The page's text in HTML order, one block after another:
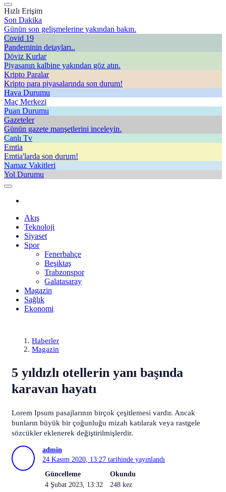
Hızlı Erişim
Son Dakika
Günün son gelişmelerine yakından bakın.
Covid 19
Pandeminin detayları..
Döviz Kurlar
Piyasanın kalbine yakından göz atın.
Kripto Paralar
Kripto para piyasalarında son durum!
Hava Durumu
Maç Merkezi
Puan Durumu
Gazeteler
Günün gazete manşetlerini inceleyin.
Canlı Tv
Emtia
Emtia'larda son durum!
Namaz Vakitleri
Yol Durumu
Akış
Teknoloji
Siyaset
Spor
Fenerbahçe
Beşiktaş
Trabzonspor
Galatasaray
Magazin
Sağlık
Ekonomi
Haberler
Magazin
5 yıldızlı otellerin yanı başında
karavan hayatı
Lorem Ipsum pasajlarının birçok çeşitlemesi vardır. Ancak
bunların büyük bir çoğunluğu mizah katılarak veya rastgele
sözcükler eklenerek değiştirilmişlerdir.
admin
24 Kasım 2020, 13:27 tarihinde yayınlandı
Güncelleme
4 Şubat 2023, 13:32
Okundu
248 kez